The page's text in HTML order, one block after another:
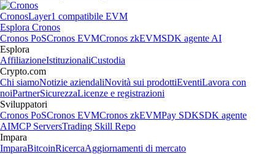
CronosLayer1 compatibile EVM
Esplora Cronos
Cronos PoSCronos EVMCronos zkEVMSDK agente AI
Esplora
AffiliazioneIstituzionaliCustodia
Crypto.com
Chi siamoNotizie aziendaliNovità sui prodottiEventiLavora con
noiPartnerSicurezzaLicenze e registrazioni
Sviluppatori
Cronos PoSCronos EVMCronos zkEVMPay SDKSDK agente
AIMCP ServersTrading Skill Repo
Impara
ImparaBitcoinRicercaAggiornamenti di mercato